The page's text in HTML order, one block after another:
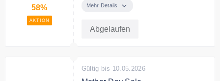
58%
AKTION
Hemden nach Wahl x 249,90 €
Mehr Details
Abgelaufen
Gültig bis 10.05.2026